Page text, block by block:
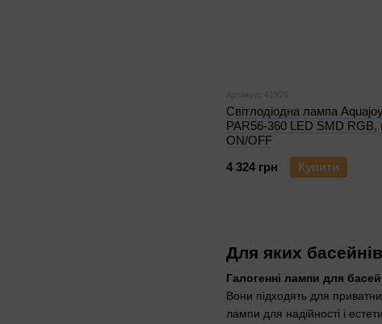
Для яких
Галогенні лампи для
Вони підходять для
лампи для надійності і
Артикул: 41976
Світлодіодна лампа
PAR56-360 LED SMD RGB,
ON/OFF
4 324 грн
Купити